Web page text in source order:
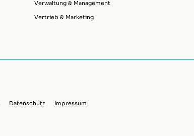
Verwaltung & Management
Vertrieb & Marketing
Datenschutz Impressum